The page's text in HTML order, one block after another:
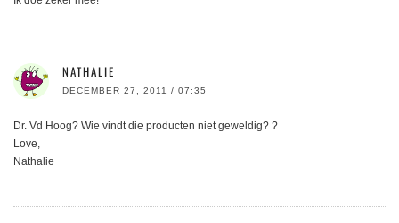
NATHALIE
DECEMBER 27, 2011 / 07:35
Dr. Vd Hoog? Wie vindt die producten niet geweldig? ?
Love,
Nathalie